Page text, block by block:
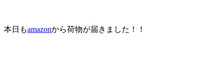
本日もamazonから荷物が届きました！！